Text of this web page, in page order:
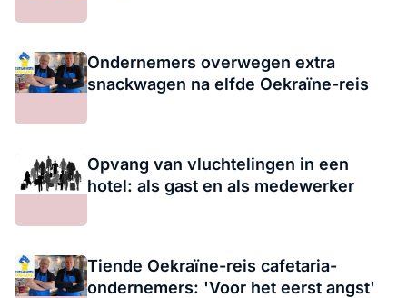
Ondernemers overwegen extra
snackwagen na elfde Oekraïne-reis
Opvang van vluchtelingen in een
hotel: als gast en als medewerker
Tiende Oekraïne-reis cafetaria-
ondernemers: 'Voor het eerst angst'